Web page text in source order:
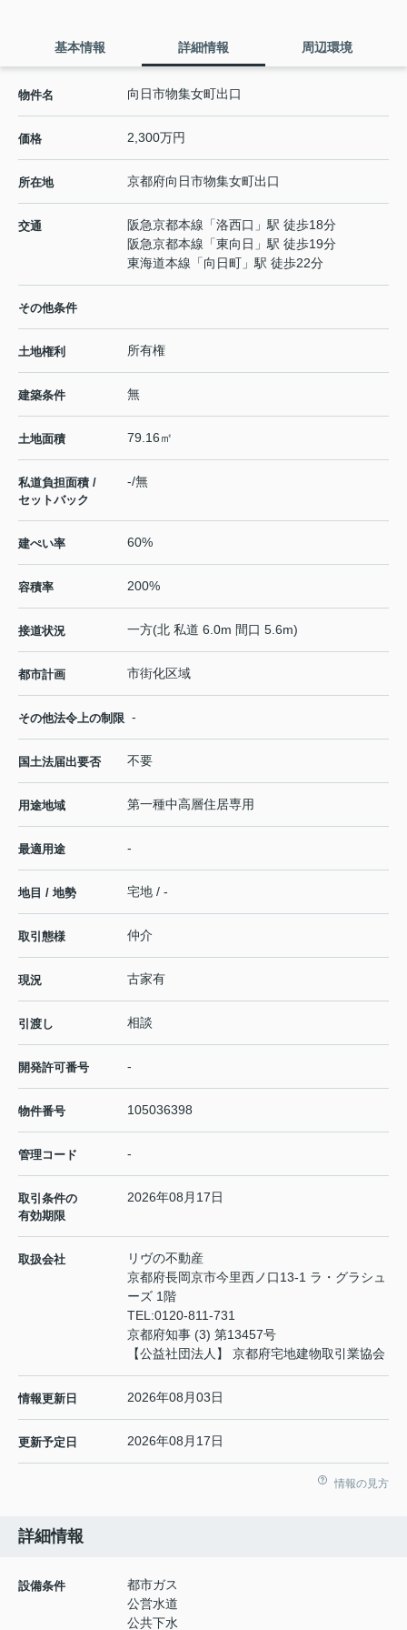
基本情報 詳細情報 周辺環境
物件名 向日市物集女町出口
価格 2,300万円
所在地 京都府向日市物集女町出口
交通 阪急京都本線 「洛西口 」駅 徒歩18分
阪急京都本線 「東向日 」駅 徒歩19分
東海道本線 「向日町 」駅 徒歩22分
その他条件
土地権利 所有権
建築条件 無
土地面積 79.16㎡
私道負担面積 /
セットバック
-/無
建ぺい率 60%
容積率 200%
接道状況 一方(北 私道 6.0m 間口 5.6m)
都市計画 市街化区域
その他法令上の制限 -
国土法届出要否 不要
用途地域 第一種中高層住居専用
最適用途 -
地目 / 地勢 宅地 / -
取引態様 仲介
現況 古家有
引渡し 相談
開発許可番号 -
物件番号 105036398
管理コード -
取引条件の
有効期限
2026年08月17日
取扱会社
リヴの不動産
京都府長岡京市今里西ノ口13-1 ラ・グラシュ
ーズ 1階
TEL:0120-811-731
京都府知事 (3) 第13457号
【公益社団法人】 京都府宅地建物取引業協会
情報更新日 2026年08月03日
更新予定日 2026年08月17日
情報の見方
詳細情報
設備条件
都市ガス
公営水道
公共下水